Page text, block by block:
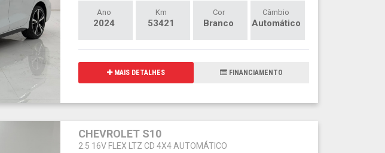
Ano
2024
Km
53421
Cor
Branco
Câmbio
Automático
MAIS DETALHES FINANCIAMENTO
CHEVROLET S10
2.5 16V FLEX LTZ CD 4X4 AUTOMÁTICO